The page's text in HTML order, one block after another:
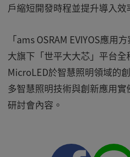
戶縮短開發時程並提升導入效
「ams OSRAM EVIYOS應用
大旗下「世平大大芯」平台
MicroLED於智慧照明領域的
多智慧照明技術與創新應用
研討會內容。